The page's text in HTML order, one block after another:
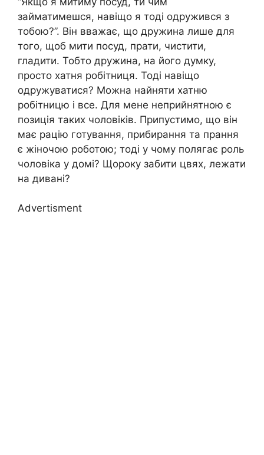
займатимешся, навіщо я тоді одружився з
тобою?”. Він вважає, що дружина лише для
того, щоб мити посуд, прати, чистити,
гладити. Тобто дружина, на його думку,
просто хатня робітниця. Тоді навіщо
одружуватися? Можна найняти хатню
робітницю і все. Для мене неприйнятною є
позиція таких чоловіків. Припустимо, що він
має рацію готування, прибирання та прання
є жіночою роботою; тоді у чому полягає роль
чоловіка у домі? Щороку забити цвях, лежати
на дивані?
Advertisment